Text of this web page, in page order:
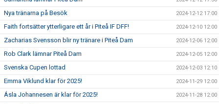
Nya tränarna på Besök 2024-12-12 17:00
Faith fortsätter ytterligare ett år i Piteå IF DFF! 2024-12-10 12:00
Zacharias Svensson blir ny tränare i Piteå Dam 2024-12-06 12:00
Rob Clark lämnar Piteå Dam 2024-12-05 12:00
Svenska Cupen lottad 2024-12-03 12:10
Emma Viklund klar för 2025! 2024-11-29 12:00
Ásla Johannesen är klar för 2025! 2024-11-28 12:00